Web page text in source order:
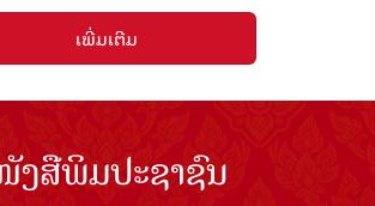
ເພີ່ມເຕີມ
ສືພິມປະຊາຊົນ